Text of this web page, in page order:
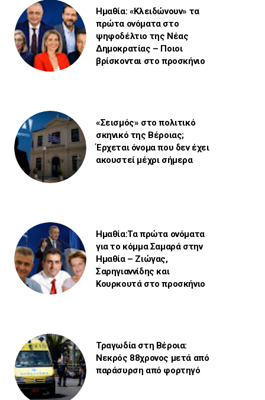
Ημαθία: «Κλειδώνουν» τα
πρώτα ονόματα στο
ψηφοδέλτιο της Νέας
Δημοκρατίας – Ποιοι
βρίσκονται στο προσκήνιο
«Σεισμός» στο πολιτικό
σκηνικό της Βέροιας;
Έρχεται όνομα που δεν έχει
ακουστεί μέχρι σήμερα
Ημαθία:Τα πρώτα ονόματα
για το κόμμα Σαμαρά στην
Ημαθία – Ζιώγας,
Σαρηγιαννίδης και
Κουρκουτά στο προσκήνιο
Τραγωδία στη Βέροια:
Νεκρός 88χρονος μετά από
παράσυρση από φορτηγό